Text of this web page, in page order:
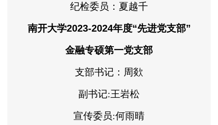
纪检委员：夏越千
南开大学2023-2024年度“先进党支部”
金融专硕第一党支部
支部书记：周欻
副书记:王岩松
宣传委员:何雨晴